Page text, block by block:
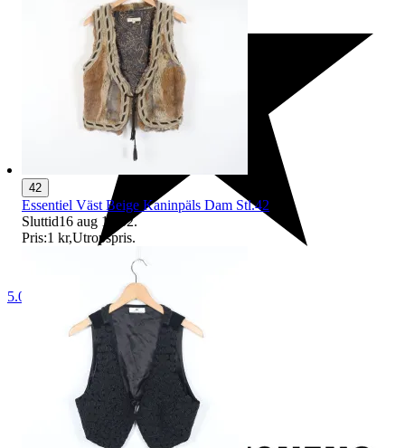
5.0
42
Essentiel Väst Beige Kaninpäls Dam Stl.42
Sluttid16 aug 16:52.
Pris:1 kr,Utropspris.